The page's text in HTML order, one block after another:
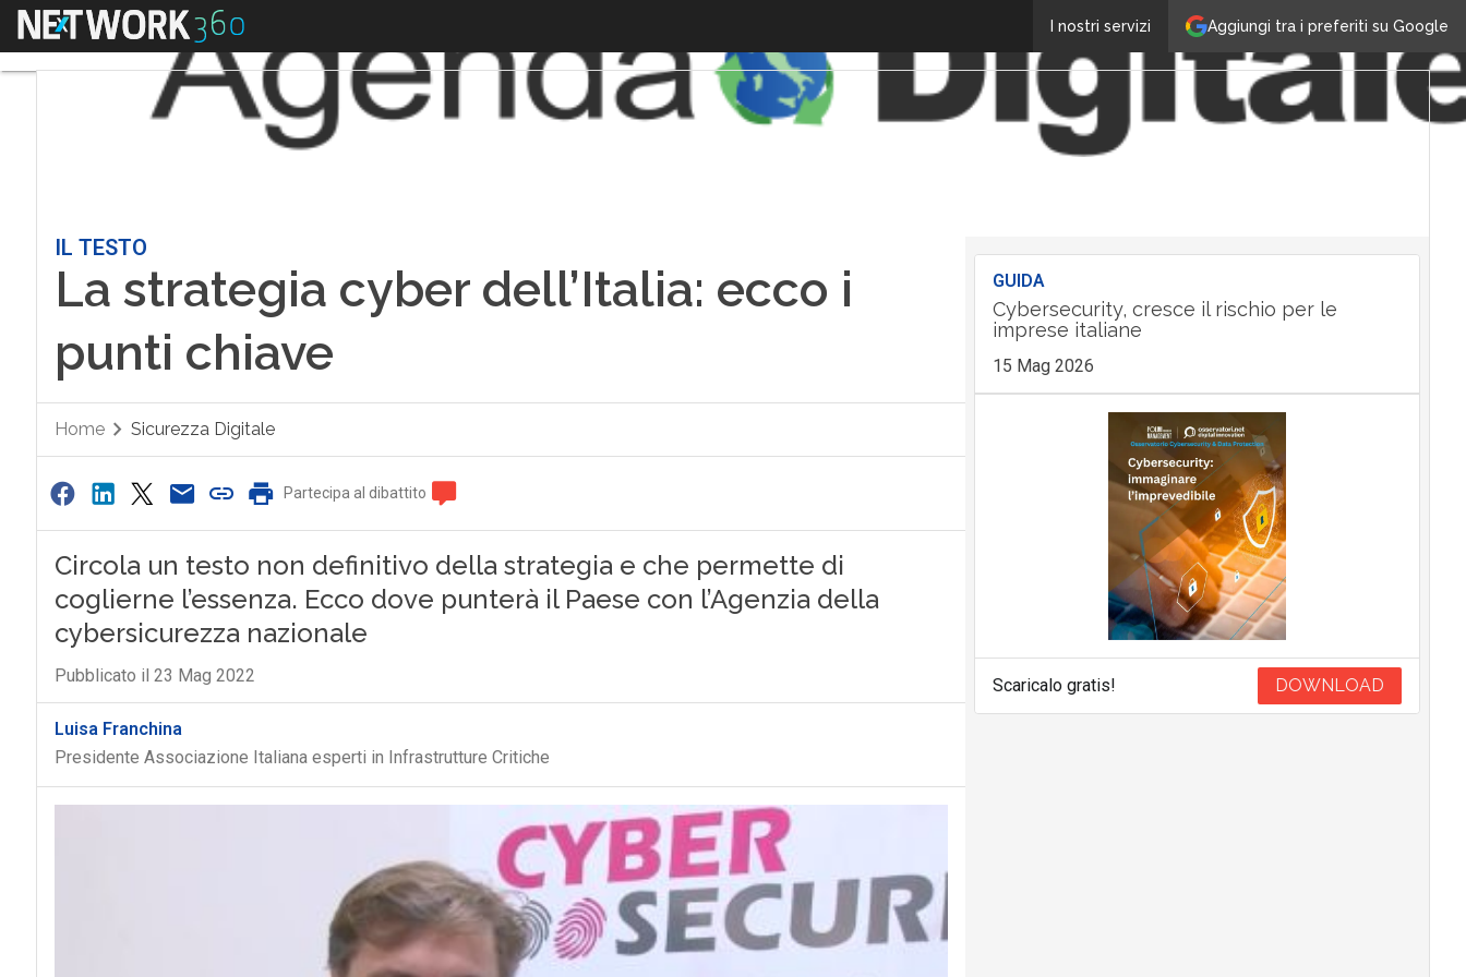
Aggiungi tra i preferiti su Google
I nostri servizi
Menu
IL TESTO
La strategia cyber dell’Italia: ecco i
punti chiave
Home Sicurezza Digitale
Partecipa al dibattito
Circola un testo non definitivo della strategia e che permette di
coglierne l’essenza. Ecco dove punterà il Paese con l’Agenzia della
cybersicurezza nazionale
Pubblicato il 23 Mag 2022
Luisa Franchina
Presidente Associazione Italiana esperti in Infrastrutture Critiche
GUIDA
Cybersecurity, cresce il rischio per le
imprese italiane
15 Mag 2026
Scaricalo gratis! DOWNLOAD